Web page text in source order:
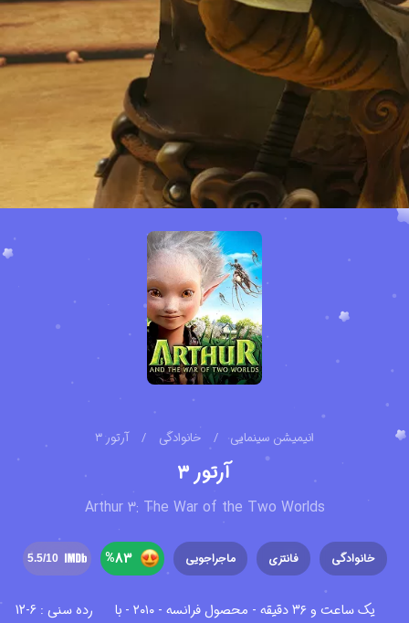
انیمیشن سینمایی / خانوادگی / آرتور ۳
آرتور ۳
Arthur 3: The War of the Two Worlds
خانوادگی فانتزی ماجراجویی 83
%
5.5/10
یک ساعت و ۳۶ دقیقه - محصول فرانسه - ۲۰۱۰ - با
رده سنی : 6-12